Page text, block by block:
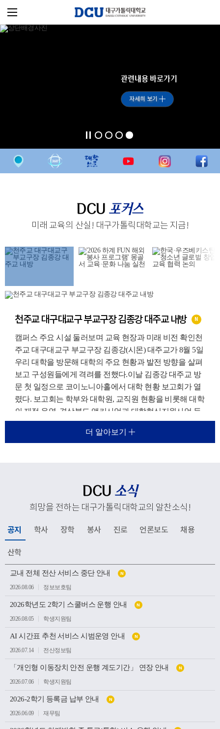
관련내용 바로가기
자세히 보기
DCU 포커스
미래 교육의 산실 ! 대구가톨릭대학교는 지금!
천주교 대구대교구 부교구장 김종강 대주교 내방 N
캠퍼스 주요 시설 둘러보며 교육 현장과 미래 비전 확인천
주교 대구대교구 부교구장 김종강(시몬) 대주교가 8월 5일
우리 대학을 방문해 대학의 주요 현황과 발전 방향을 살펴
보고 구성원들에게 격려를 전했다.이날 김종강 대주교 방
문 첫 일정으로 코이노니아홀에서 대학 현황 보고회가 열
렸다. 보고회는 학부와 대학원, 교직원 현황을 비롯해 대학
의 재정 운영, 경상북도 앵커사업과 대학혁신지원사업 등
주요 재정지원사업, 외국인 유학생 지원 현황에 대한 보고
가 진행되었다.이를 통해 우리 대학이 교육환경 변화에 대
학의 지속적인 발전과 구성원 모두를 위해 강복했다.이어
성당과 중앙도서관, 모빌리티체험관, 기숙사, 박물관 등 효
성캠퍼스 주요 시설을 둘러보며 학생들의 교육과 생활이
간직한 공간부터 미래 산업 인재 양성을 위한 교육시설까
지 폭넓게 방문하며 우리 대학의 교육환경과 발전상을 확
인했다.이번 방문은 사랑과 봉사의 교육이념을 바탕으로
인재를 양성해 온 우리 대학의 교육 방향을 공유하고, 교구
와 대학이 미래 발전을 위해 지속적으로 협력하는 뜻깊은
계기가 되었다.
더 알아보기
DCU 소식
희망을 전하는 대구가톨릭대학교의 알찬소식 !
공지 학사 장학 봉사 진로 언론보도 채용
산학
지
식
목
록
교내 전체 전산 서비스 중단 안내 N
2026.08.06 정보보호팀
2026학년도 2학기 스쿨버스 운행 안내 N
2026.08.05 학생지원팀
AI 시간표 추천 서비스 시범운영 안내 N
2026.07.14 전산정보팀
「개인형 이동장치 안전 운행 계도기간」 연장 안내 N
2026.07.06 학생지원팀
2026-2학기 등록금 납부 안내 N
2026.06.09 재무팀